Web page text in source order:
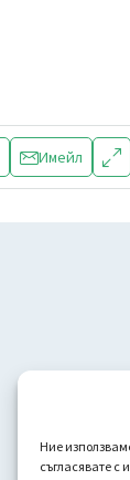
Ние
съгласявате с
Имейл